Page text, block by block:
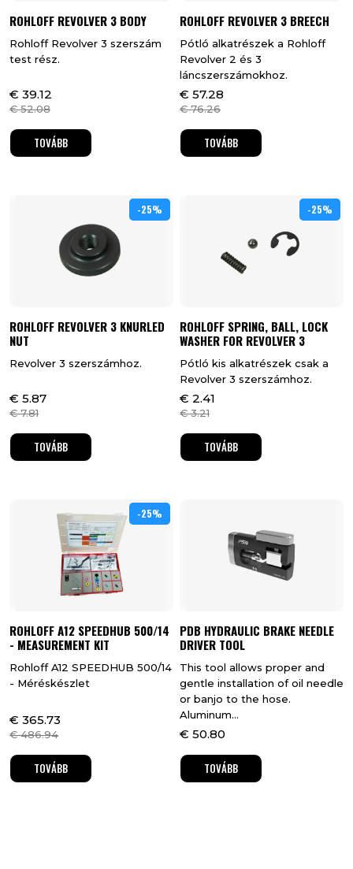
ROHLOFF REVOLVER 3 BODY
Rohloff Revolver 3 szerszám
test rész.
€ 39.12
€52.08
TOVÁBB
ROHLOFF REVOLVER 3 BREECH
Pótló alkatrészek a Rohloff
Revolver 2 és 3
láncszerszámokhoz.
€ 57.28
€76.26
TOVÁBB
25%
-25%
ROHLOFF REVOLVER 3 KNURLED
NUT
Revolver 3 szerszámhoz.
€ 5.87
€7.81
TOVÁBB
25%
-25%
ROHLOFF SPRING, BALL, LOCK
WASHER FOR REVOLVER 3
Pótló kis alkatrészek csak a
Revolver 3 szerszámhoz.
€ 2.41
€3.21
TOVÁBB
25%
-25%
ROHLOFF A12 SPEEDHUB 500/14
- MEASUREMENT KIT
Rohloff A12 SPEEDHUB 500/14
- Méréskészlet
€ 365.73
€486.94
TOVÁBB
PDB HYDRAULIC BRAKE NEEDLE
DRIVER TOOL
This tool allows proper and
gentle installation of oil needle
or banjo to the hose.
Aluminum...
€ 50.80
TOVÁBB